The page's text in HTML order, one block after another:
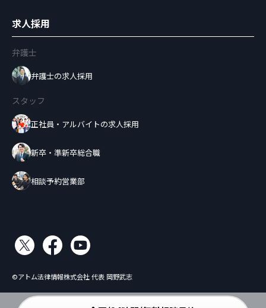
求人採用
弁護士
弁護士の求人採用
スタッフ
正社員・アルバイトの求人採用
新卒・準新卒総合職
相談予約営業部
©アトム法律情報株式会社 代表 岡野武志